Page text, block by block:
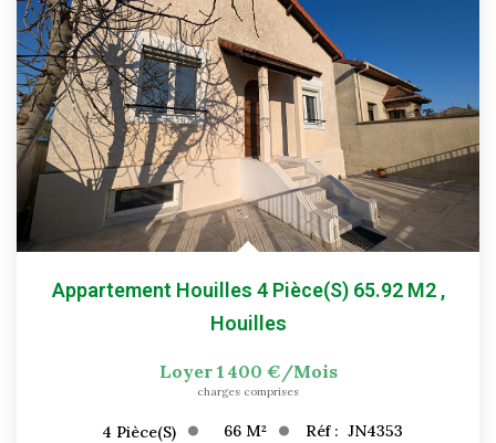
CONTACT
EXTRANET
Extranet Syndic Et Gestion Locative
Extranet Vendeur/acquéreur
Extranet Syndic Estale
Appartement Houilles 4 Pièce(s) 65.92 M2 ,
Houilles
Loyer 1 400 €/mois
charges comprises
4 Pièce(s) 66 M² Réf : JN4353